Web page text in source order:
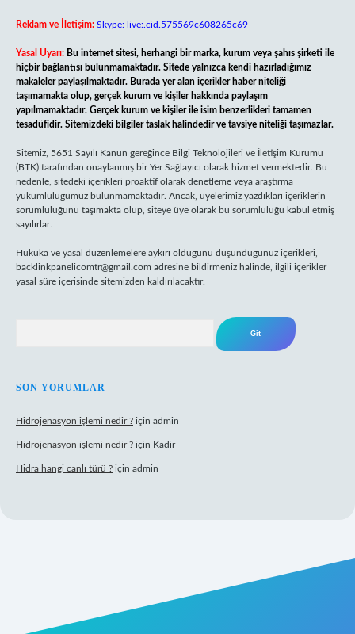
Reklam ve İletişim: Skype: live:.cid.575569c608265c69
Yasal Uyarı: Bu internet sitesi, herhangi bir marka, kurum veya şahıs şirketi ile
hiçbir bağlantısı bulunmamaktadır. Sitede yalnızca kendi hazırladığımız
makaleler paylaşılmaktadır. Burada yer alan içerikler haber niteliği
taşımamakta olup, gerçek kurum ve kişiler hakkında paylaşım
yapılmamaktadır. Gerçek kurum ve kişiler ile isim benzerlikleri tamamen
tesadüfidir. Sitemizdeki bilgiler taslak halindedir ve tavsiye niteliği taşımazlar.
Sitemiz, 5651 Sayılı Kanun gereğince Bilgi Teknolojileri ve İletişim Kurumu
(BTK) tarafından onaylanmış bir Yer Sağlayıcı olarak hizmet vermektedir. Bu
nedenle, sitedeki içerikleri proaktif olarak denetleme veya araştırma
yükümlülüğümüz bulunmamaktadır. Ancak, üyelerimiz yazdıkları içeriklerin
sorumluluğunu taşımakta olup, siteye üye olarak bu sorumluluğu kabul etmiş
sayılırlar.
Hukuka ve yasal düzenlemelere aykırı olduğunu düşündüğünüz içerikleri,
backlinkpanelicomtr@gmail.com adresine bildirmeniz halinde, ilgili içerikler
yasal süre içerisinde sitemizden kaldırılacaktır.
SON YORUMLAR
Hidrojenasyon işlemi nedir ? için admin
Hidrojenasyon işlemi nedir ? için Kadir
Hidra hangi canlı türü ? için admin